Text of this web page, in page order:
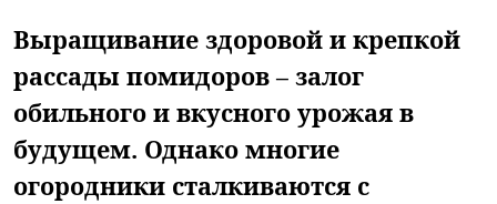
Выращивание здоровой и крепкой
рассады помидоров – залог
обильного и вкусного урожая в
будущем. Однако многие
огородники сталкиваются с